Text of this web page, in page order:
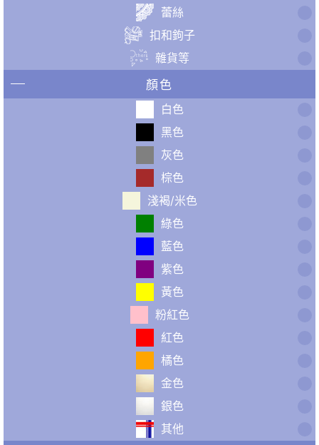
蕾絲
扣和鉤子
雜貨等
顏色
白色
黑色
灰色
棕色
淺褐/米色
綠色
藍色
紫色
黃色
粉紅色
紅色
橘色
金色
銀色
其他